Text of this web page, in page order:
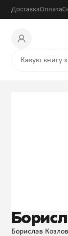
ДоставкаОплата
Борислав